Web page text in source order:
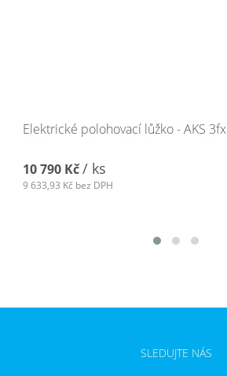
Elektrické polohovací lůžko - AKS 3fx
10 790 Kč/ ks
9 633,93 Kč bez DPH
SLEDUJTE NÁS